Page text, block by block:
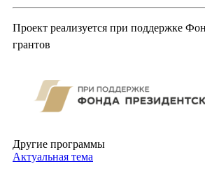
Проект реализуется при поддержке
грантов
Другие программы
Актуальная тема